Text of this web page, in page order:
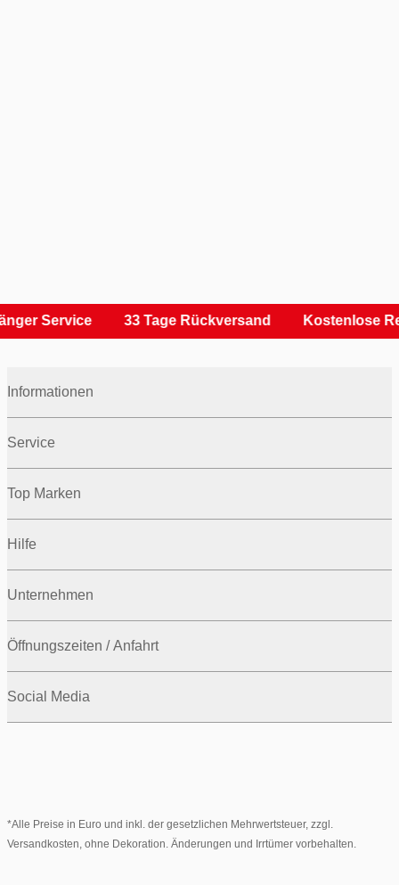
Service 33 Tage Rückversand Kostenlose
Informationen
Service
Top Marken
Hilfe
Unternehmen
Öffnungszeiten / Anfahrt
Social Media
*Alle Preise in Euro und inkl. der gesetzlichen Mehrwertsteuer, zzgl.
Versandkosten, ohne Dekoration. Änderungen und Irrtümer vorbehalten.